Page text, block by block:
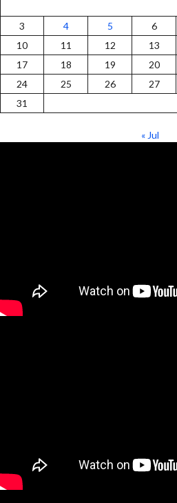
3
4 5 6
10
11 12 13
17
18 19 20
24
25 26 27
31
« Jul